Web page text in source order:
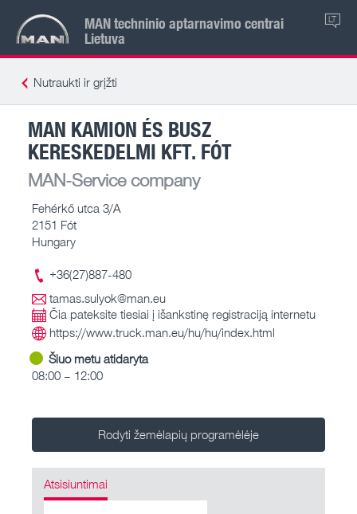
MAN techninio aptarnavimo centrai
Lietuva
LT
Nutraukti ir grįžti
MAN KAMION ÉS BUSZ
KERESKEDELMI KFT. FÓT
MAN-Service company
Fehérkő utca 3/A
2151 Fót
Hungary
+36(27)887-480
tamas.sulyok@man.eu
Čia pateksite tiesiai į išankstinę registraciją internetu
https://www.truck.man.eu/hu/hu/index.html
Šiuo metu atidaryta
08:00 – 12:00
Rodyti žemėlapių programėlėje
Atsisiuntimai